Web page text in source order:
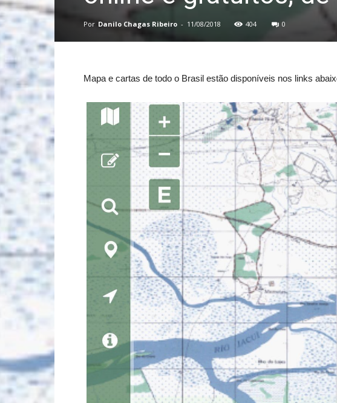
Por Danilo Chagas Ribeiro - 11/08/2018 404 0
Mapa e cartas de todo o Brasil estão disponíveis nos links